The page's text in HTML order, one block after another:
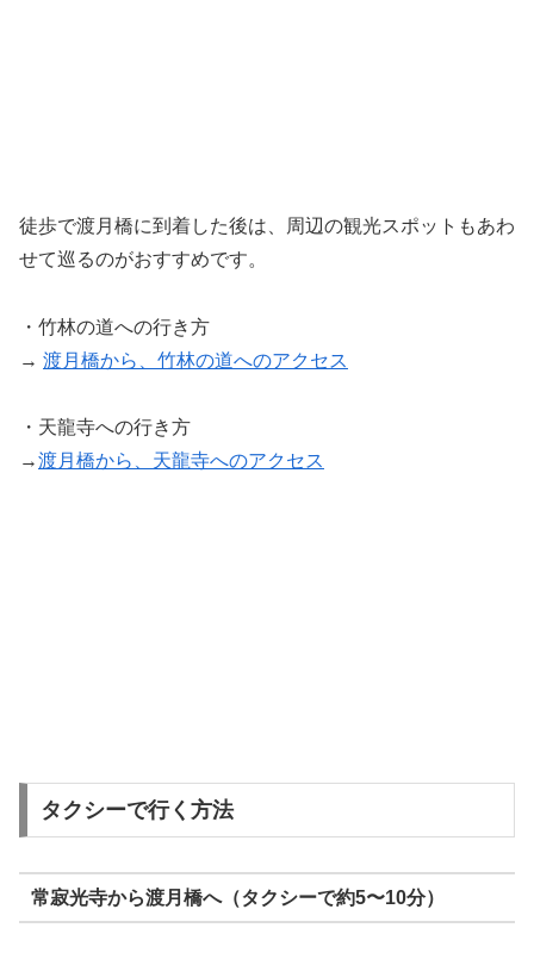
徒歩で渡月橋に到着した後は、周辺の観光スポットもあわ
せて巡るのがおすすめです。
・竹林の道への行き方
→ 渡月橋から、竹林の道へのアクセス
・天龍寺への行き方
→渡月橋から、天龍寺へのアクセス
タクシーで行く方法
常寂光寺から渡月橋へ（タクシーで約5〜10分）